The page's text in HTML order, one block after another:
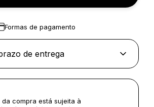
Formas de pagamento
de entrega
compra está sujeita à